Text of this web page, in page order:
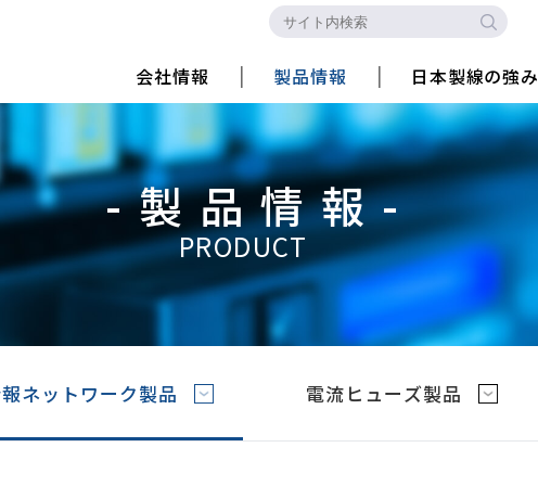
会社情報 製品情報 日本製線の強み
-製品情報-
PRODUCT
ネットワーク製品 電流ヒューズ製品